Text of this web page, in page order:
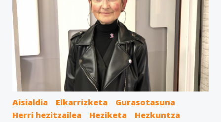
Aisialdia Elkarrizketa
Gurasotasuna
Herri hezitzailea
Heziketa
Hezkuntza